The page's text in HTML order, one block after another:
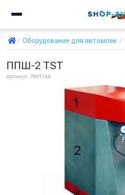
Оборудование для автомоек
ППШ-2 TST
Артикул: 7891164